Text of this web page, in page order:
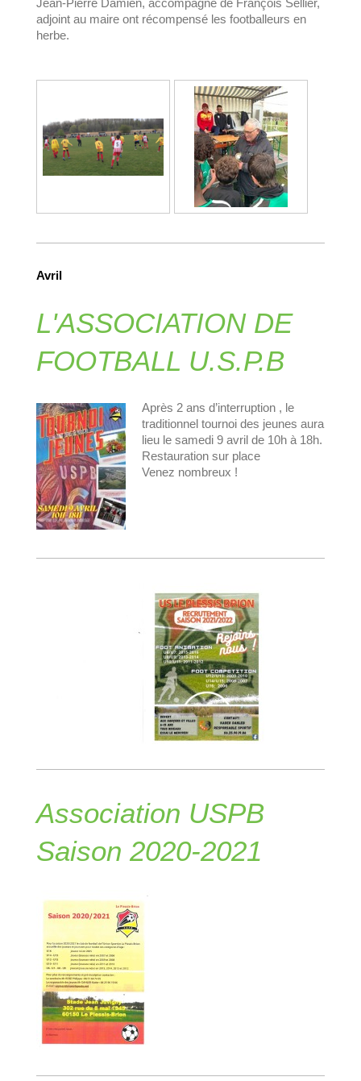
Jean-Pierre Damien, accompagné de François Sellier,
adjoint au maire ont récompensé les footballeurs en
herbe.
Avril
L'ASSOCIATION DE
FOOTBALL U.S.P.B
Après 2 ans d’interruption , le
traditionnel tournoi des jeunes aura
lieu le samedi 9 avril de 10h à 18h.
Restauration sur place
Venez nombreux !
Association USPB
Saison 2020-2021